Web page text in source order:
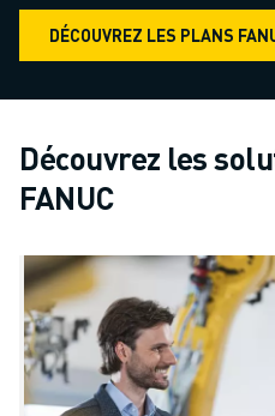
DÉCOUVREZ LES PLANS
Découvrez les
FANUC